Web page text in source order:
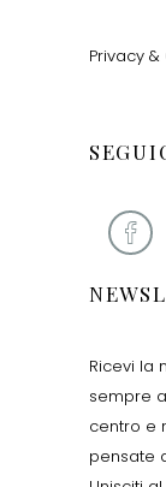
Privacy
Ricevi la
sempre
centro e
pensate